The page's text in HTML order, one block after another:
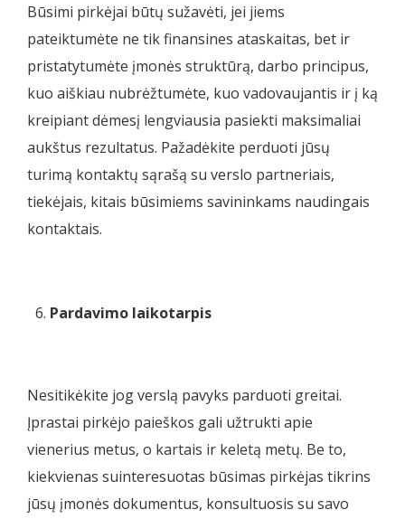
Būsimi pirkėjai būtų sužavėti, jei jiems
pateiktumėte ne tik finansines ataskaitas, bet ir
pristatytumėte įmonės struktūrą, darbo principus,
kuo aiškiau nubrėžtumėte, kuo vadovaujantis ir į ką
kreipiant dėmesį lengviausia pasiekti maksimaliai
aukštus rezultatus. Pažadėkite perduoti jūsų
turimą kontaktų sąrašą su verslo partneriais,
tiekėjais, kitais būsimiems savininkams naudingais
kontaktais.
Pardavimo laikotarpis
Nesitikėkite jog verslą pavyks parduoti greitai.
Įprastai pirkėjo paieškos gali užtrukti apie
vienerius metus, o kartais ir keletą metų. Be to,
kiekvienas suinteresuotas būsimas pirkėjas tikrins
jūsų įmonės dokumentus, konsultuosis su savo